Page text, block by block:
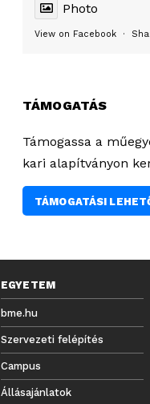
Photo
View on Facebook ·
TÁMOGATÁS
Támogassa a
kari alapítványon
TÁMOGATÁSI
EGYETEM
bme.hu
Szervezeti felépítés
Campus
Állásajánlatok